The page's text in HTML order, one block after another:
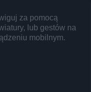
za pomocą
lub gestów na
mobilnym.